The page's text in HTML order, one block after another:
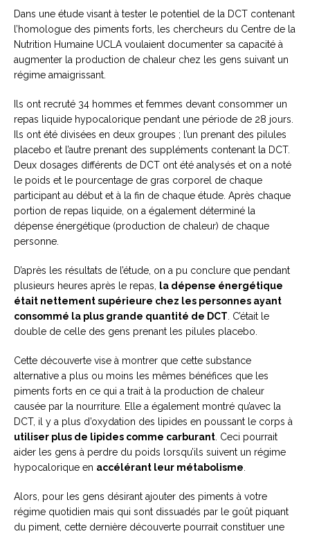
Dans une étude visant à tester le potentiel de la DCT contenant
l’homologue des piments forts, les chercheurs du Centre de la
Nutrition Humaine UCLA voulaient documenter sa capacité à
augmenter la production de chaleur chez les gens suivant un
régime amaigrissant.
Ils ont recruté 34 hommes et femmes devant consommer un
repas liquide hypocalorique pendant une période de 28 jours.
Ils ont été divisées en deux groupes ; l’un prenant des pilules
placebo et l’autre prenant des suppléments contenant la DCT.
Deux dosages différents de DCT ont été analysés et on a noté
le poids et le pourcentage de gras corporel de chaque
participant au début et à la fin de chaque étude. Après chaque
portion de repas liquide, on a également déterminé la
dépense énergétique (production de chaleur) de chaque
personne.
D’après les résultats de l’étude, on a pu conclure que pendant
plusieurs heures après le repas,
la dépense énergétique
était nettement supérieure chez les personnes ayant
consommé la plus grande quantité de DCT . C’était le
double de celle des gens prenant les pilules placebo.
Cette découverte vise à montrer que cette substance
alternative a plus ou moins les mêmes bénéfices que les
piments forts en ce qui a trait à la production de chaleur
causée par la nourriture. Elle a également montré qu’avec la
DCT, il y a plus d’oxydation des lipides en poussant le corps à
utiliser plus de lipides comme carburant . Ceci pourrait
aider les gens à perdre du poids lorsqu’ils suivent un régime
hypocalorique en accélérant leur métabolisme
Alors, pour les gens désirant ajouter des piments à votre
régime quotidien mais qui sont dissuadés par le goût piquant
du piment, cette dernière découverte pourrait constituer une